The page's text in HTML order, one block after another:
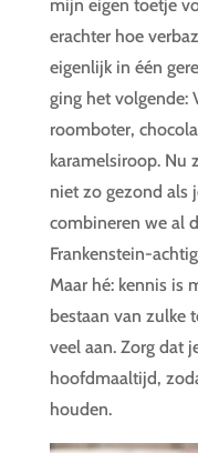
mijn eigen toetje
erachter hoe
eigenlijk in één
ging het volgende:
roomboter,
karamelsiroop. Nu
niet zo gezond als
combineren we al
Frankenstein-
Maar hé: kennis is
bestaan van zulke
veel aan. Zorg dat
hoofdmaaltijd,
houden.